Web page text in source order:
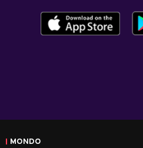
MONDO